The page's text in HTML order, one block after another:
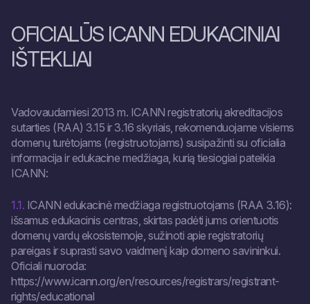
OFICIALŪS ICANN EDUKACINIAI
IŠTEKLIAI
Vadovaudamiesi 2013 m. ICANN registratorių akreditacijos
sutarties (RAA) 3.15 ir 3.16 skyriais, rekomenduojame visiems
domenų turėtojams (registruotojams) susipažinti su oficialia
informacija ir edukacine medžiaga, kurią tiesiogiai pateikia
ICANN:
1.1. ICANN edukacinė medžiaga registruotojams (RAA 3.16):
išsamus edukacinis centras, skirtas padėti jums orientuotis
domenų vardų ekosistemoje, sužinoti apie registratorių
pareigas ir suprasti savo vaidmenį kaip domeno savininkui.
Oficiali nuoroda:
https://www.icann.org/en/resources/registrars/registrant-
rights/educational